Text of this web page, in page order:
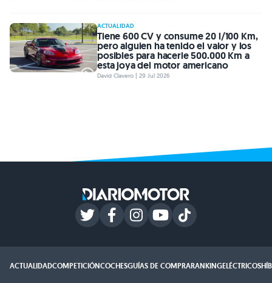
ACTUALIDAD
Tiene 600 CV y consume 20 l/100 Km,
pero alguien ha tenido el valor y los
posibles para hacerle 500.000 Km a
esta joya del motor americano
David Clavero | 29 Jul 2026
ACTUALIDADCOMPETICIÓNCOCHESGUÍAS DE COMPRARANKINGELÉCTRICOS